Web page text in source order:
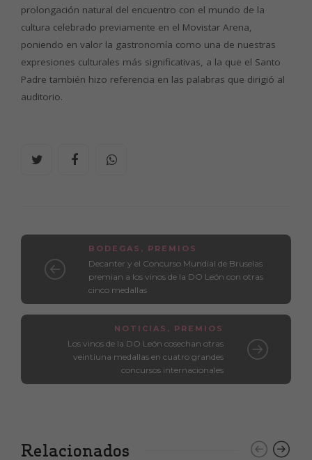
prolongación natural del encuentro con el mundo de la
cultura celebrado previamente en el Movistar Arena,
poniendo en valor la gastronomía como una de nuestras
expresiones culturales más significativas, a la que el Santo
Padre también hizo referencia en las palabras que dirigió al
auditorio.
BODEGAS , PREMIOS
Decanter y el Concurso Mundial de Bruselas
premian a los vinos de la DO León con otras
cinco medallas
NOTICIAS , PREMIOS
Los vinos de la DO León cosechan otras
veintiuna medallas en cuatro grandes
concursos internacionales
Relacionados